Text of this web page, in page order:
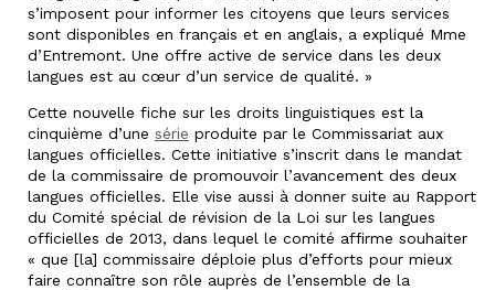
s’imposent pour informer les citoyens que leurs services
sont disponibles en français et en anglais, a expliqué Mme
d’Entremont. Une offre active de service dans les deux
langues est au cœur d’un service de qualité. »
Cette nouvelle fiche sur les droits linguistiques est la
cinquième d’une série produite par le Commissariat aux
langues officielles. Cette initiative s’inscrit dans le mandat
de la commissaire de promouvoir l’avancement des deux
langues officielles. Elle vise aussi à donner suite au Rapport
du Comité spécial de révision de la Loi sur les langues
officielles de 2013, dans lequel le comité affirme souhaiter
« que [la] commissaire déploie plus d’efforts pour mieux
faire connaître son rôle auprès de l’ensemble de la